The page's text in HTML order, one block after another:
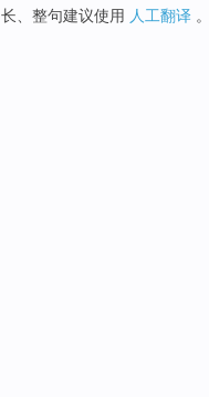
、整句建议使用 人工翻译